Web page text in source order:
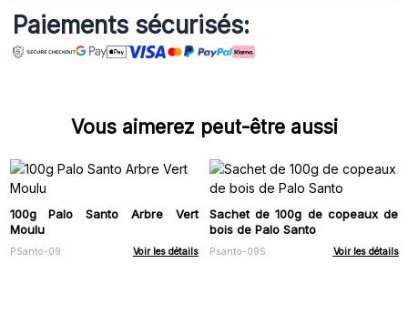
Paiements sécurisés:
Vous aimerez peut-être aussi
100g Palo Santo Arbre Vert
Moulu
PSanto-09 Voir les détails
Sachet de 100g de copeaux de
bois de Palo Santo
Psanto-09S Voir les détails